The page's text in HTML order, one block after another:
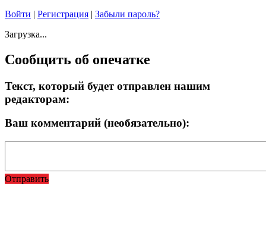
Войти | Регистрация | Забыли пароль?
Загрузка...
Сообщить об опечатке
Текст, который будет отправлен нашим
редакторам:
Ваш комментарий (необязательно):
Отправить